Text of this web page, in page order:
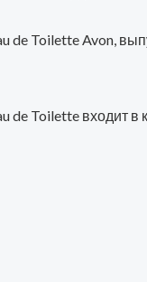
de Toilette Avon,
de Toilette входит в